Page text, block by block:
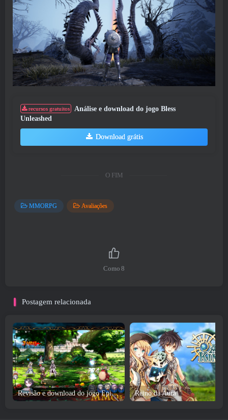
recursos gratuitos
Análise e download do jogo Bless
Unleashed
Download grátis
O FIM
MMORPG Avaliações
Como 8
Postagem relacionada
Revisão e download do jogo Epic Seven Reino da Aura